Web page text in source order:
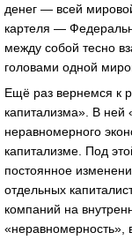
денег — всей
картеля —
между собой тесно
головами одной
Ещё раз вернемся к
капитализма». В ней
неравномерного
капитализме. Под
постоянное
отдельных
компаний на
«неравномерность»,